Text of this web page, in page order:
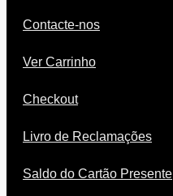
Contacte-nos
Ver Carrinho
Checkout
Livro de Reclamações
Saldo do Cartão Presente